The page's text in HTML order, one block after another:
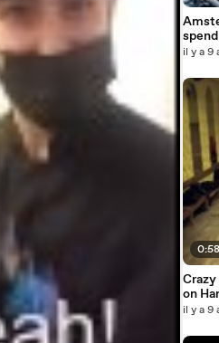
il y a 9
on
il y a 9